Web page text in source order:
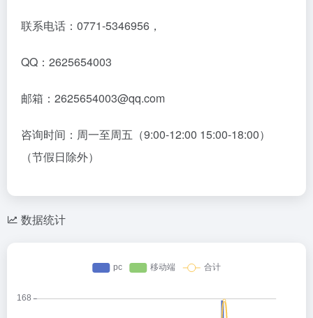
联系电话：0771-5346956，
QQ：2625654003
邮箱：2625654003@qq.com
咨询时间：周一至周五（9:00-12:00 15:00-18:00）
（节假日除外）
数据统计